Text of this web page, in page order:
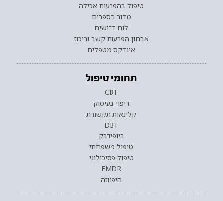
טיפול בהפרעות אכילה
מדור הספרים
לוח דרושים
אבחון הפרעות קשב וריכוז
אינדקס מטפלים
תחומי טיפול
CBT
ריפוי בעיסוק
קלינאות תקשורת
DBT
ביופידבק
טיפול משפחתי
טיפול פסיכולוגי
EMDR
היפנוזה